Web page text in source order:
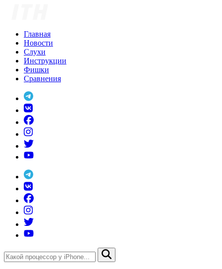
Главная
Новости
Слухи
Инструкции
Фишки
Сравнения